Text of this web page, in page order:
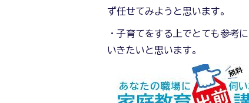
ず任せてみようと思います。
・子育てをする上でとても参考
いきたいと思います。